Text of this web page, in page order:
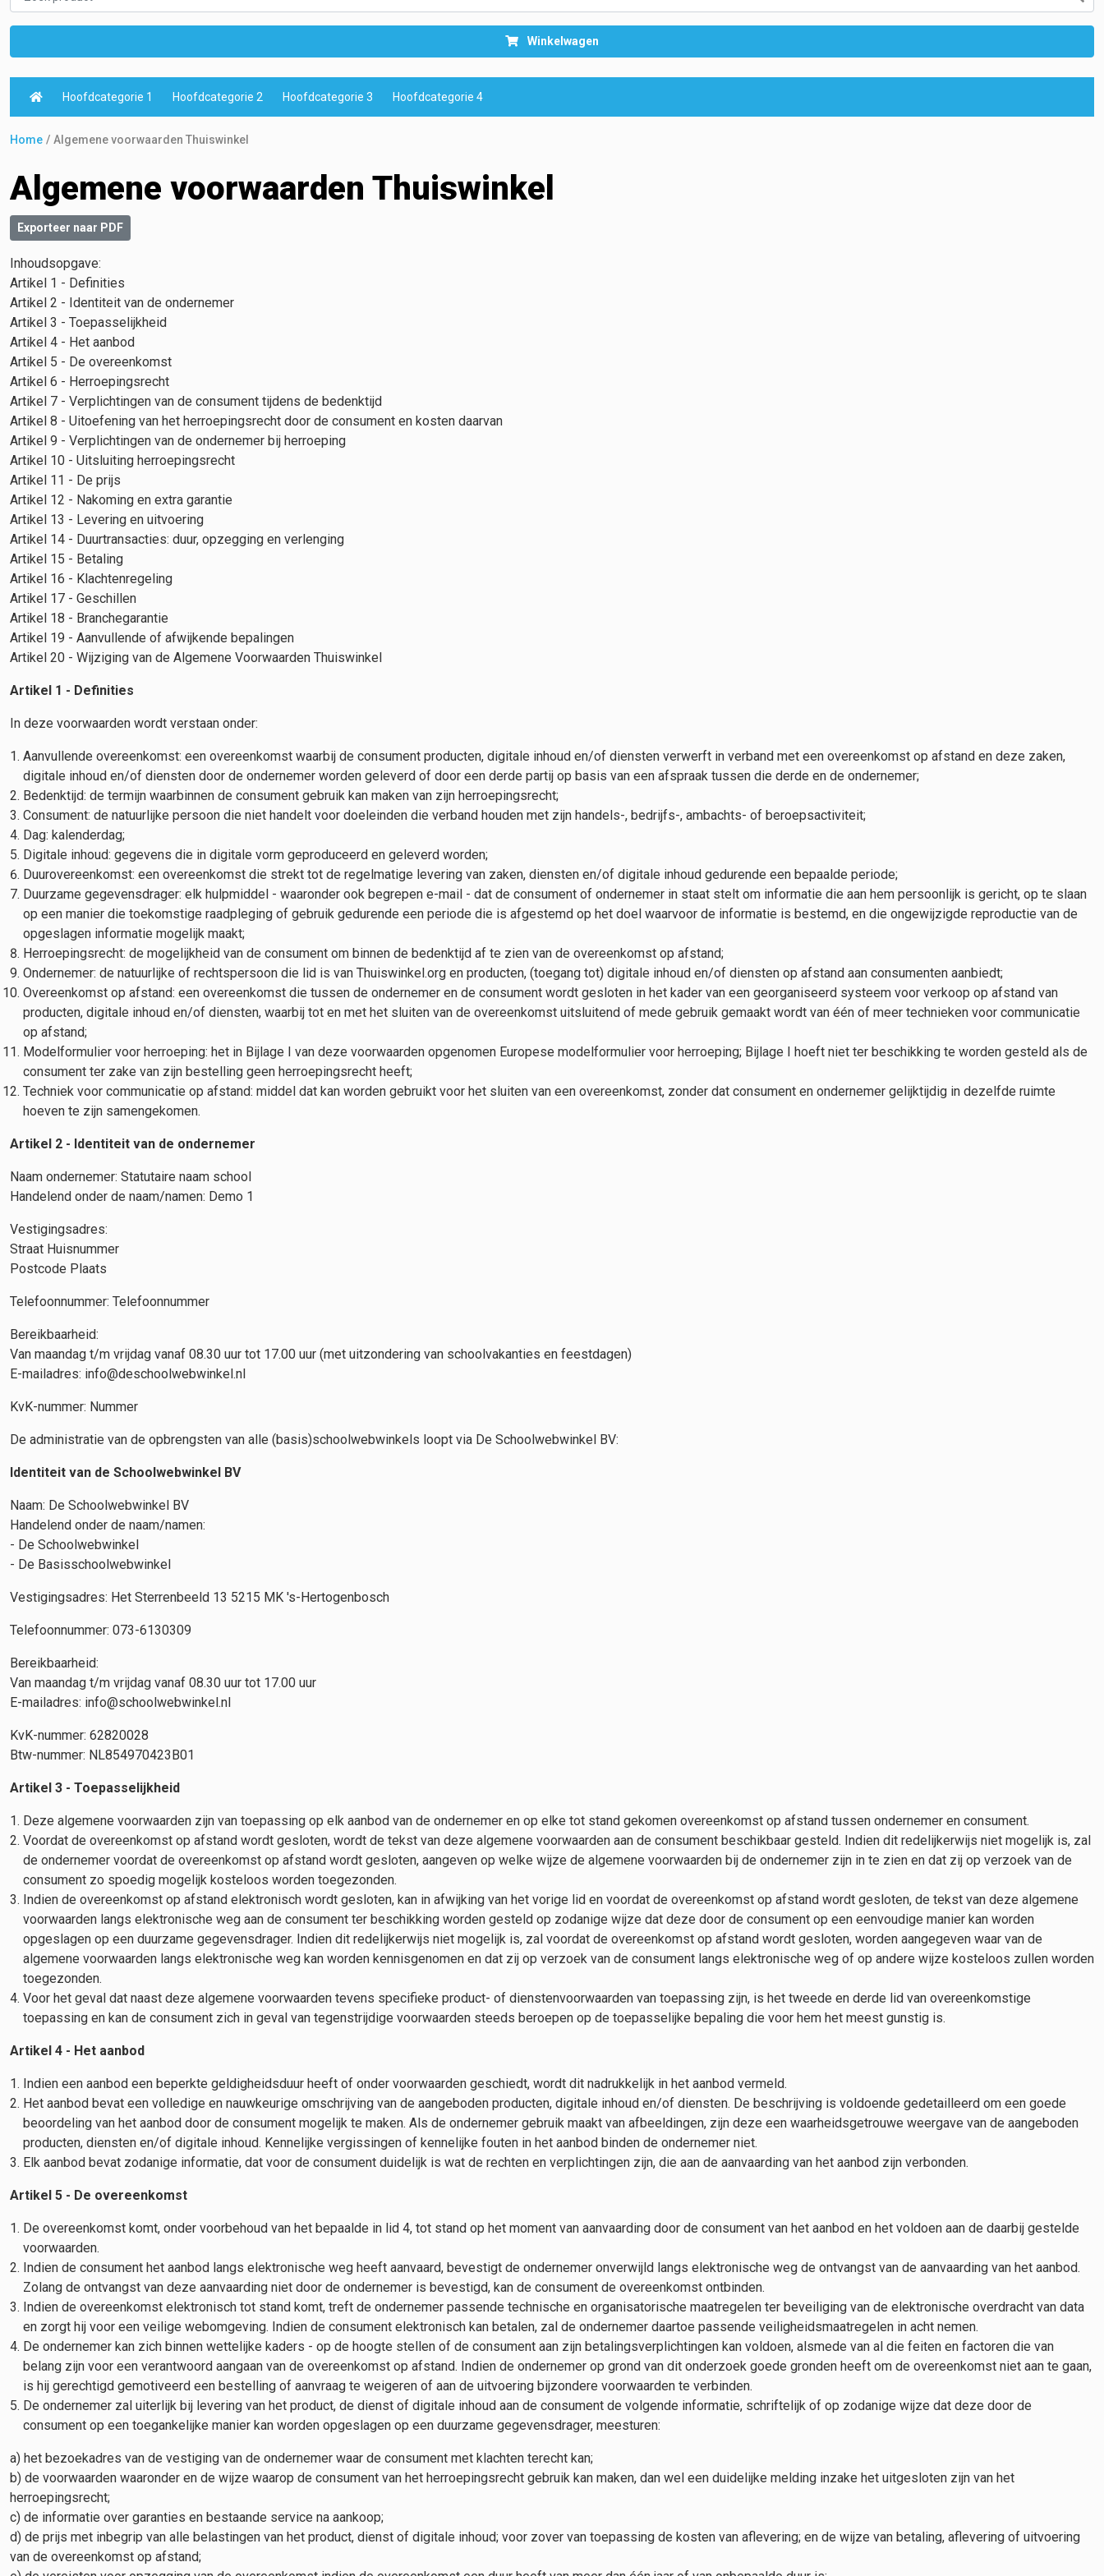
Winkelwagen
Hoofdcategorie 1 Hoofdcategorie 2 Hoofdcategorie 3 Hoofdcategorie 4
Home Algemene voorwaarden Thuiswinkel
Algemene voorwaarden Thuiswinkel
Exporteer naar PDF
Inhoudsopgave:
Artikel 1 - Definities
Artikel 2 - Identiteit van de ondernemer
Artikel 3 - Toepasselijkheid
Artikel 4 - Het aanbod
Artikel 5 - De overeenkomst
Artikel 6 - Herroepingsrecht
Artikel 7 - Verplichtingen van de consument tijdens de bedenktijd
Artikel 8 - Uitoefening van het herroepingsrecht door de consument en kosten daarvan
Artikel 9 - Verplichtingen van de ondernemer bij herroeping
Artikel 10 - Uitsluiting herroepingsrecht
Artikel 11 - De prijs
Artikel 12 - Nakoming en extra garantie
Artikel 13 - Levering en uitvoering
Artikel 14 - Duurtransacties: duur, opzegging en verlenging
Artikel 15 - Betaling
Artikel 16 - Klachtenregeling
Artikel 17 - Geschillen
Artikel 18 - Branchegarantie
Artikel 19 - Aanvullende of afwijkende bepalingen
Artikel 20 - Wijziging van de Algemene Voorwaarden Thuiswinkel
Artikel 1 - Definities
In deze voorwaarden wordt verstaan onder:
Aanvullende overeenkomst: een overeenkomst waarbij de consument producten, digitale inhoud en/of diensten verwerft in verband met een overeenkomst op afstand en deze zaken,
digitale inhoud en/of diensten door de ondernemer worden geleverd of door een derde partij op basis van een afspraak tussen die derde en de ondernemer;
Bedenktijd: de termijn waarbinnen de consument gebruik kan maken van zijn herroepingsrecht;
Consument: de natuurlijke persoon die niet handelt voor doeleinden die verband houden met zijn handels-, bedrijfs-, ambachts- of beroepsactiviteit;
Dag: kalenderdag;
Digitale inhoud: gegevens die in digitale vorm geproduceerd en geleverd worden;
Duurovereenkomst: een overeenkomst die strekt tot de regelmatige levering van zaken, diensten en/of digitale inhoud gedurende een bepaalde periode;
Duurzame gegevensdrager: elk hulpmiddel - waaronder ook begrepen e-mail - dat de consument of ondernemer in staat stelt om informatie die aan hem persoonlijk is gericht, op te slaan
op een manier die toekomstige raadpleging of gebruik gedurende een periode die is afgestemd op het doel waarvoor de informatie is bestemd, en die ongewijzigde reproductie van de
opgeslagen informatie mogelijk maakt;
Herroepingsrecht: de mogelijkheid van de consument om binnen de bedenktijd af te zien van de overeenkomst op afstand;
Ondernemer: de natuurlijke of rechtspersoon die lid is van Thuiswinkel.org en producten, (toegang tot) digitale inhoud en/of diensten op afstand aan consumenten aanbiedt;
Overeenkomst op afstand: een overeenkomst die tussen de ondernemer en de consument wordt gesloten in het kader van een georganiseerd systeem voor verkoop op afstand van
producten, digitale inhoud en/of diensten, waarbij tot en met het sluiten van de overeenkomst uitsluitend of mede gebruik gemaakt wordt van één of meer technieken voor communicatie
op afstand;
Modelformulier voor herroeping: het in Bijlage I van deze voorwaarden opgenomen Europese modelformulier voor herroeping; Bijlage I hoeft niet ter beschikking te worden gesteld als de
consument ter zake van zijn bestelling geen herroepingsrecht heeft;
Techniek voor communicatie op afstand: middel dat kan worden gebruikt voor het sluiten van een overeenkomst, zonder dat consument en ondernemer gelijktijdig in dezelfde ruimte
hoeven te zijn samengekomen.
Artikel 2 - Identiteit van de ondernemer
Naam ondernemer: Statutaire naam school
Handelend onder de naam/namen: Demo 1
Vestigingsadres:
Straat Huisnummer
Postcode Plaats
Telefoonnummer: Telefoonnummer
Bereikbaarheid:
Van maandag t/m vrijdag vanaf 08.30 uur tot 17.00 uur (met uitzondering van schoolvakanties en feestdagen)
E-mailadres: info@deschoolwebwinkel.nl
KvK-nummer: Nummer
De administratie van de opbrengsten van alle (basis)schoolwebwinkels loopt via De Schoolwebwinkel BV:
Identiteit van de Schoolwebwinkel BV
Naam: De Schoolwebwinkel BV
Handelend onder de naam/namen:
- De Schoolwebwinkel
- De Basisschoolwebwinkel
Vestigingsadres: Het Sterrenbeeld 13 5215 MK 's-Hertogenbosch
Telefoonnummer: 073-6130309
Bereikbaarheid:
Van maandag t/m vrijdag vanaf 08.30 uur tot 17.00 uur
E-mailadres: info@schoolwebwinkel.nl
KvK-nummer: 62820028
Btw-nummer: NL854970423B01
Artikel 3 - Toepasselijkheid
Deze algemene voorwaarden zijn van toepassing op elk aanbod van de ondernemer en op elke tot stand gekomen overeenkomst op afstand tussen ondernemer en consument.
Voordat de overeenkomst op afstand wordt gesloten, wordt de tekst van deze algemene voorwaarden aan de consument beschikbaar gesteld. Indien dit redelijkerwijs niet mogelijk is, zal
de ondernemer voordat de overeenkomst op afstand wordt gesloten, aangeven op welke wijze de algemene voorwaarden bij de ondernemer zijn in te zien en dat zij op verzoek van de
consument zo spoedig mogelijk kosteloos worden toegezonden.
Indien de overeenkomst op afstand elektronisch wordt gesloten, kan in afwijking van het vorige lid en voordat de overeenkomst op afstand wordt gesloten, de tekst van deze algemene
voorwaarden langs elektronische weg aan de consument ter beschikking worden gesteld op zodanige wijze dat deze door de consument op een eenvoudige manier kan worden
opgeslagen op een duurzame gegevensdrager. Indien dit redelijkerwijs niet mogelijk is, zal voordat de overeenkomst op afstand wordt gesloten, worden aangegeven waar van de
algemene voorwaarden langs elektronische weg kan worden kennisgenomen en dat zij op verzoek van de consument langs elektronische weg of op andere wijze kosteloos zullen worden
toegezonden.
Voor het geval dat naast deze algemene voorwaarden tevens specifieke product- of dienstenvoorwaarden van toepassing zijn, is het tweede en derde lid van overeenkomstige
toepassing en kan de consument zich in geval van tegenstrijdige voorwaarden steeds beroepen op de toepasselijke bepaling die voor hem het meest gunstig is.
Artikel 4 - Het aanbod
Indien een aanbod een beperkte geldigheidsduur heeft of onder voorwaarden geschiedt, wordt dit nadrukkelijk in het aanbod vermeld.
Het aanbod bevat een volledige en nauwkeurige omschrijving van de aangeboden producten, digitale inhoud en/of diensten. De beschrijving is voldoende gedetailleerd om een goede
beoordeling van het aanbod door de consument mogelijk te maken. Als de ondernemer gebruik maakt van afbeeldingen, zijn deze een waarheidsgetrouwe weergave van de aangeboden
producten, diensten en/of digitale inhoud. Kennelijke vergissingen of kennelijke fouten in het aanbod binden de ondernemer niet.
Elk aanbod bevat zodanige informatie, dat voor de consument duidelijk is wat de rechten en verplichtingen zijn, die aan de aanvaarding van het aanbod zijn verbonden.
Artikel 5 - De overeenkomst
De overeenkomst komt, onder voorbehoud van het bepaalde in lid 4, tot stand op het moment van aanvaarding door de consument van het aanbod en het voldoen aan de daarbij gestelde
voorwaarden.
Indien de consument het aanbod langs elektronische weg heeft aanvaard, bevestigt de ondernemer onverwijld langs elektronische weg de ontvangst van de aanvaarding van het aanbod.
Zolang de ontvangst van deze aanvaarding niet door de ondernemer is bevestigd, kan de consument de overeenkomst ontbinden.
Indien de overeenkomst elektronisch tot stand komt, treft de ondernemer passende technische en organisatorische maatregelen ter beveiliging van de elektronische overdracht van data
en zorgt hij voor een veilige webomgeving. Indien de consument elektronisch kan betalen, zal de ondernemer daartoe passende veiligheidsmaatregelen in acht nemen.
De ondernemer kan zich binnen wettelijke kaders - op de hoogte stellen of de consument aan zijn betalingsverplichtingen kan voldoen, alsmede van al die feiten en factoren die van
belang zijn voor een verantwoord aangaan van de overeenkomst op afstand. Indien de ondernemer op grond van dit onderzoek goede gronden heeft om de overeenkomst niet aan te gaan,
is hij gerechtigd gemotiveerd een bestelling of aanvraag te weigeren of aan de uitvoering bijzondere voorwaarden te verbinden.
De ondernemer zal uiterlijk bij levering van het product, de dienst of digitale inhoud aan de consument de volgende informatie, schriftelijk of op zodanige wijze dat deze door de
consument op een toegankelijke manier kan worden opgeslagen op een duurzame gegevensdrager, meesturen:
a) het bezoekadres van de vestiging van de ondernemer waar de consument met klachten terecht kan;
b) de voorwaarden waaronder en de wijze waarop de consument van het herroepingsrecht gebruik kan maken, dan wel een duidelijke melding inzake het uitgesloten zijn van het
herroepingsrecht;
c) de informatie over garanties en bestaande service na aankoop;
d) de prijs met inbegrip van alle belastingen van het product, dienst of digitale inhoud; voor zover van toepassing de kosten van aflevering; en de wijze van betaling, aflevering of uitvoering
van de overeenkomst op afstand;